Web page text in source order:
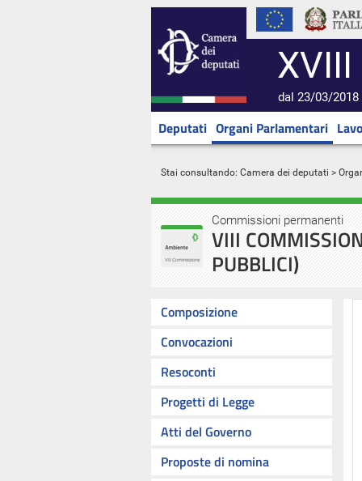
dal 23/03/
Deputati Organi Parlamentari
Stai consultando: Camera dei deputati >
Commissioni permanenti
VIII
PUBBLICI)
Composizione
Convocazioni
Resoconti
Progetti di Legge
Atti del Governo
Proposte di nomina